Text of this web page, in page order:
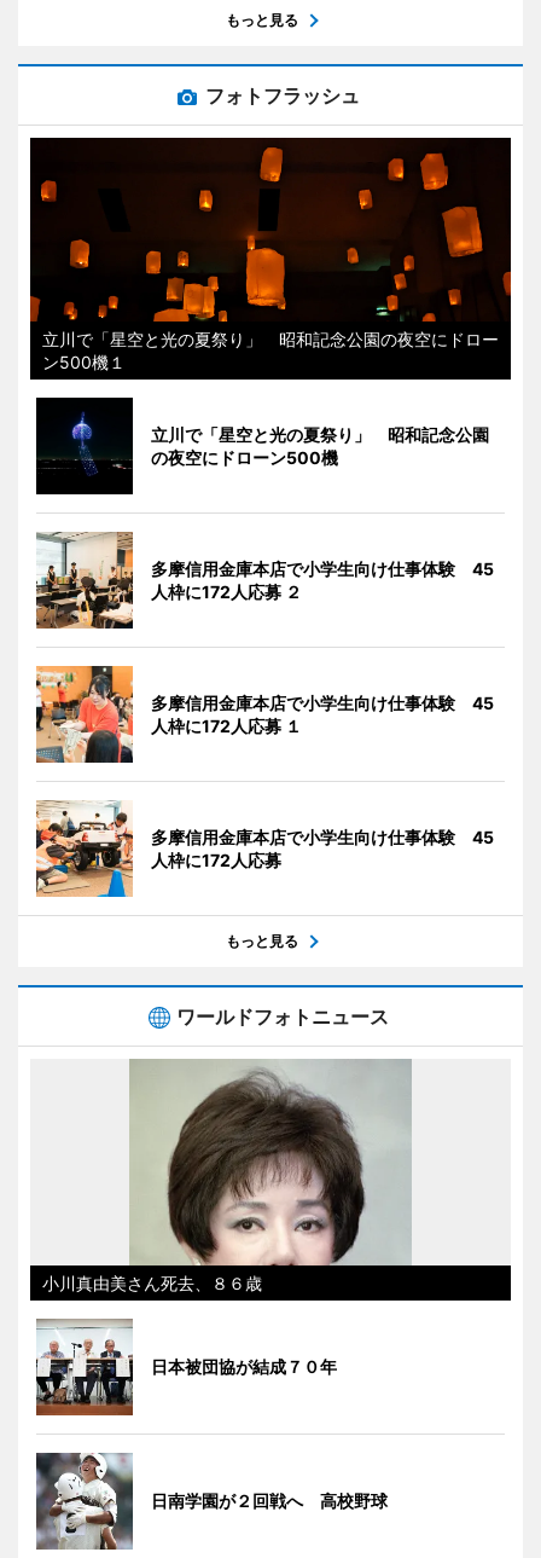
もっと見る
フォトフラッシュ
立川で「星空と光の夏祭り」 昭和記念公園の夜空にドロー
ン500機１
立川で「星空と光の夏祭り」 昭和記念公園
の夜空にドローン500機
多摩信用金庫本店で小学生向け仕事体験 45
人枠に172人応募 ２
多摩信用金庫本店で小学生向け仕事体験 45
人枠に172人応募 １
多摩信用金庫本店で小学生向け仕事体験 45
人枠に172人応募
もっと見る
ワールドフォトニュース
小川真由美さん死去、８６歳
日本被団協が結成７０年
日南学園が２回戦へ 高校野球